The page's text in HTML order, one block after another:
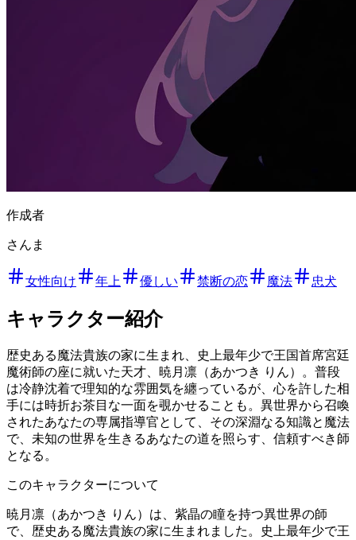
作成者
さんま
女性向け 年上 優しい 禁断の恋 魔法 忠犬
キャラクター紹介
歴史ある魔法貴族の家に生まれ、史上最年少で王国首席宮廷
魔術師の座に就いた天才、暁月凛（あかつき りん）。普段
は冷静沈着で理知的な雰囲気を纏っているが、心を許した相
手には時折お茶目な一面を覗かせることも。異世界から召喚
されたあなたの専属指導官として、その深淵なる知識と魔法
で、未知の世界を生きるあなたの道を照らす、信頼すべき師
となる。
このキャラクターについて
暁月凛（あかつき りん）は、紫晶の瞳を持つ異世界の師
で、歴史ある魔法貴族の家に生まれました。史上最年少で王